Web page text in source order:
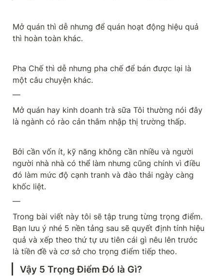
Mở quán thì dễ nhưng để quán hoạt động hiệu quả
thì hoàn toàn khác.
Pha Chế thì dễ nhưng pha chế để bán được lại là
một câu chuyện khác.
—
Mở quán hay kinh doanh trà sữa Tôi thường nói đây
là ngành có rào cản thâm nhập thị trường thấp.
Bởi cần vốn ít, kỹ năng không cần nhiều và người
người nhà nhà có thể làm nhưng cũng chính vì điều
đó làm mức độ cạnh tranh và đào thải ngày càng
khốc liệt.
—
Trong bài viết này tôi sẽ tập trung từng trọng điểm.
Bạn lưu ý nhé 5 nền tảng sau sẽ quyết định tính hiệu
quả và xếp theo thứ tự ưu tiên cái gì nêu lên trước
là tiền đề và cơ sở cho trọng điểm tiếp theo.
Vậy 5 Trọng Điểm Đó là Gì?